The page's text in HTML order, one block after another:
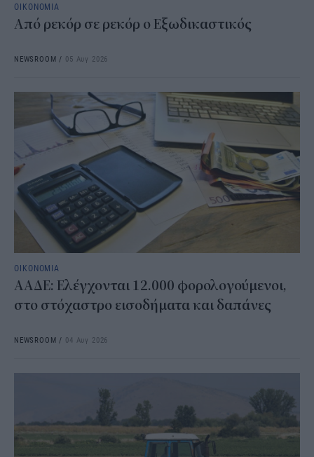
ΟΙΚΟΝΟΜΙΑ
Από ρεκόρ σε ρεκόρ ο Εξωδικαστικός
NEWSROOM / 05 Αυγ 2026
ΟΙΚΟΝΟΜΙΑ
ΑΑΔΕ: Ελέγχονται 12.000 φορολογούμενοι,
στο στόχαστρο εισοδήματα και δαπάνες
NEWSROOM / 04 Αυγ 2026